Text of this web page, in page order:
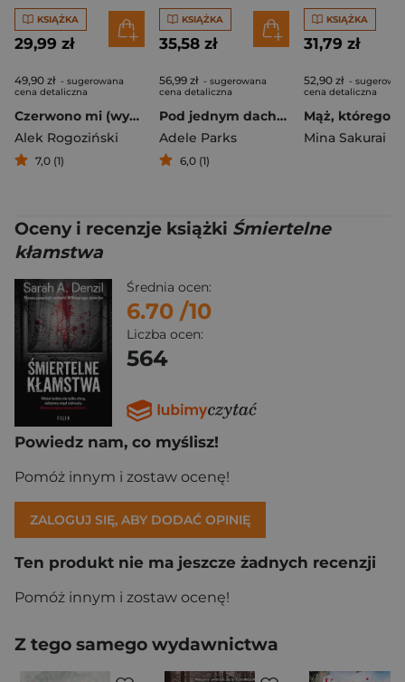
KSIĄŻKA
29,99 zł
49,90 zł - sugerowana
cena detaliczna
Czerwono mi (wydanie rozszerzone)
Alek Rogoziński
7,0 (1)
KSIĄŻKA
35,58 zł
56,99 zł - sugerowana
cena detaliczna
Pod jednym dachem
Adele Parks
6,0 (1)
KSIĄŻKA
31,79 zł
52,90 zł -
cena detaliczna
Mąż, którego
Mina Sakurai
Oceny i recenzje książki Śmiertelne
kłamstwa
Średnia ocen:
6.70 /10
Liczba ocen:
564
Powiedz nam, co myślisz!
Pomóż innym i zostaw ocenę!
ZALOGUJ SIĘ, ABY DODAĆ OPINIĘ
Ten produkt nie ma jeszcze żadnych recenzji
Pomóż innym i zostaw ocenę!
Z tego samego wydawnictwa